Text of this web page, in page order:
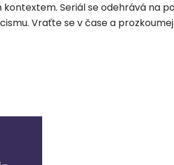
Seriál se odehrává na
Vraťte se v čase a